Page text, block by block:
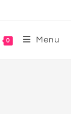
0 Menu